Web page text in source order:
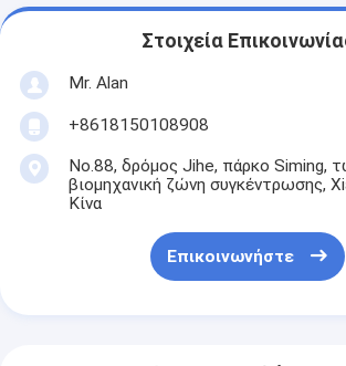
Στοιχεία
Mr. Alan
+8618150108908
No.88, δρόμος Jihe, πάρκο Siming,
βιομηχανική ζώνη συγκέντρωσης,
Κίνα
Επικοινωνήστε